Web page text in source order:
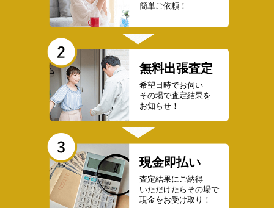
簡単ご依頼！
無料出張査定
希望日時でお伺い
その場で査定結果を
お知らせ！
現金即払い
査定結果にご納得
いただけたらその場で
現金をお受け取り！